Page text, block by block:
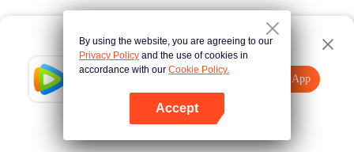
Tencent Video
打开App
点击此处
By using the website, you are agreeing to our
Privacy Policy and the use of cookies in
accordance with our Cookie Policy.
Accept